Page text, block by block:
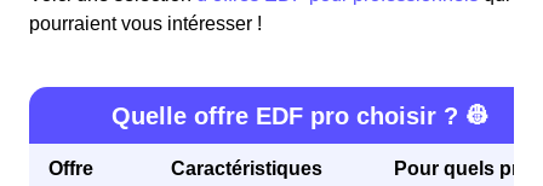
pourraient vous intéresser !
Quelle offre EDF pro choisir ? 👷
Offre Caractéristiques
Pour quels